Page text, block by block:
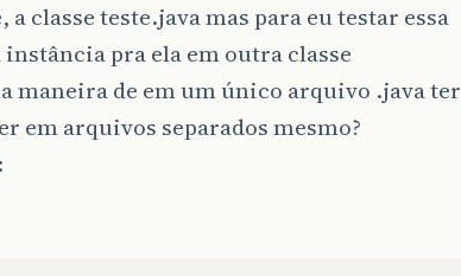
a classe teste.java mas para eu testar essa
pra ela em outra classe
maneira de em um único arquivo .java ter
em arquivos separados mesmo?